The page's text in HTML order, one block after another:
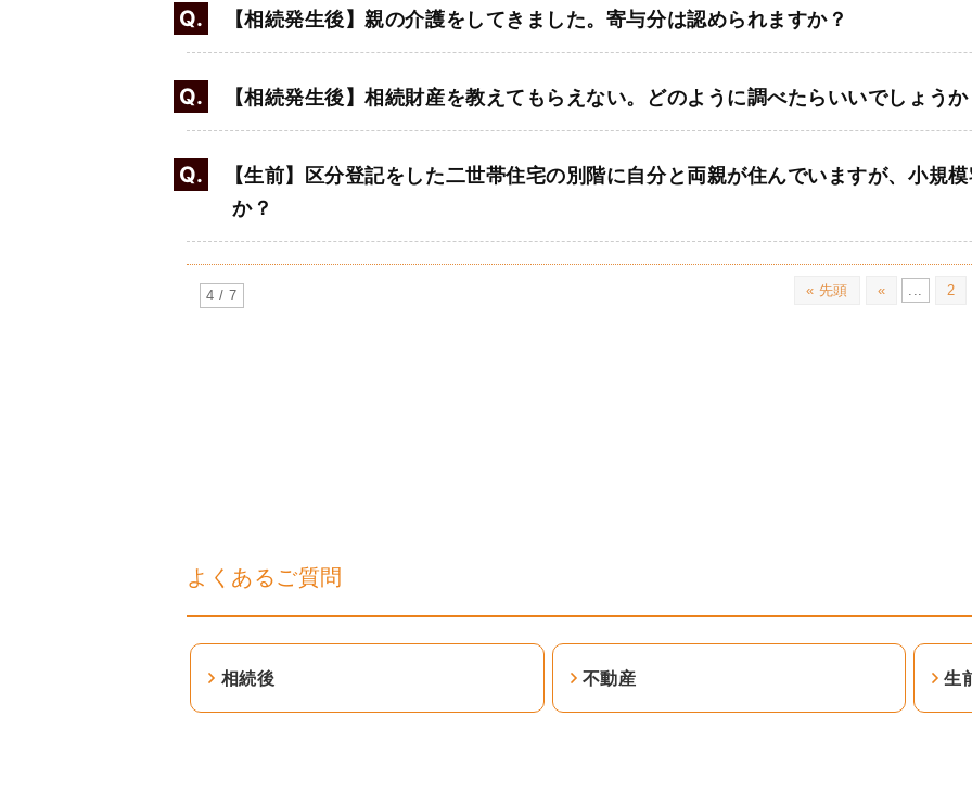
Q. 【相続発生後】親の介護をしてきました。寄与分は認められますか？
Q. 【相続発生後】相続財産を教えてもらえない。どのように調べたらいいでしょう
Q.
【生前】区分登記をした二世帯住宅の別階に自分と両親が住んでいますが、小規
か？
4 / 7 « 先頭 « 2
よくあるご質問
相続後 不動産 生